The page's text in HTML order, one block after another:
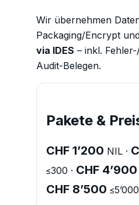
Wir übernehmen
Packaging/Encrypt
via IDES – inkl.
Audit-Belegen.
Pakete &
CHF 1’200 NIL ·
≤300 · CHF 4’900
CHF 8’500 ≤5’000